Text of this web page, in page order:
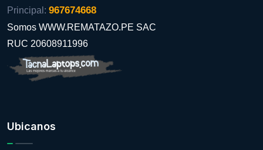
Principal: 967674668
Somos WWW.REMATAZO.PE SAC
RUC 20608911996
Ubicanos